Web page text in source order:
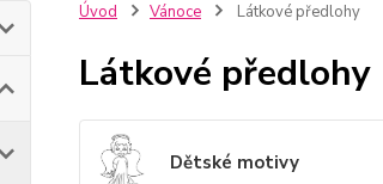
Úvod Vánoce Látkové předlohy
Látkové předlohy
Dětské motivy